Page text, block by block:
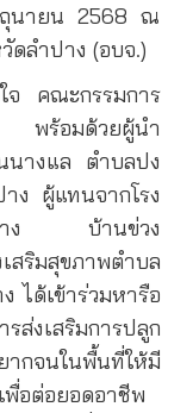
ถุนายน 2568 ณ
ดลำปาง (อบจ.)
จ คณะกรรมการ
พร้อมด้วยผู้นำ
นางแล ตำบลปง
ง ผู้แทนจากโรง
กลาง บ้านข่วง
สริมสุขภาพตำบล
ได้เข้าร่วมหารือ
งเสริมการปลูก
ากจนในพื้นที่ให้มี
พื่อต่อยอดอาชีพ